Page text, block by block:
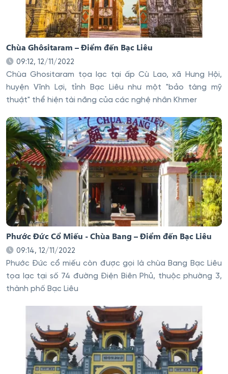
Chùa Ghôsitaram – Điểm đến Bạc Liêu
09:12, 12/11/2022
Chùa Ghositaram tọa lạc tại ấp Cù Lao, xã Hưng Hội,
huyện Vĩnh Lợi, tỉnh Bạc Liêu như một "bảo tàng mỹ
thuật" thể hiện tài năng của các nghệ nhân Khmer
Phước Đức Cổ Miếu - Chùa Bang – Điểm đến Bạc Liêu
09:14, 12/11/2022
Phước Đức cổ miếu còn được gọi là chùa Bang Bạc Liêu
tọa lạc tại số 74 đường Điện Biên Phủ, thuộc phường 3,
thành phố Bạc Liêu